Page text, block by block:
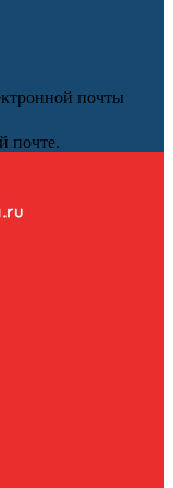
почты
почте.